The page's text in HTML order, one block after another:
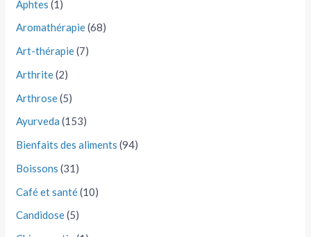
Aphtes (1)
Aromathérapie(68)
Art-thérapie(7)
Arthrite(2)
Arthrose(5)
Ayurveda (153)
Bienfaits des aliments (94)
Boissons (31)
Café et santé(10)
Candidose(5)